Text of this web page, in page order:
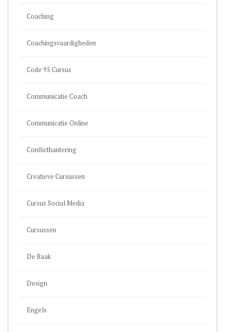
Coaching
Coachingsvaardigheden
Code 95 Cursus
Communicatie Coach
Communicatie Online
Conflicthantering
Creatieve Cursussen
Cursus Social Media
Cursussen
De Baak
Design
Engels